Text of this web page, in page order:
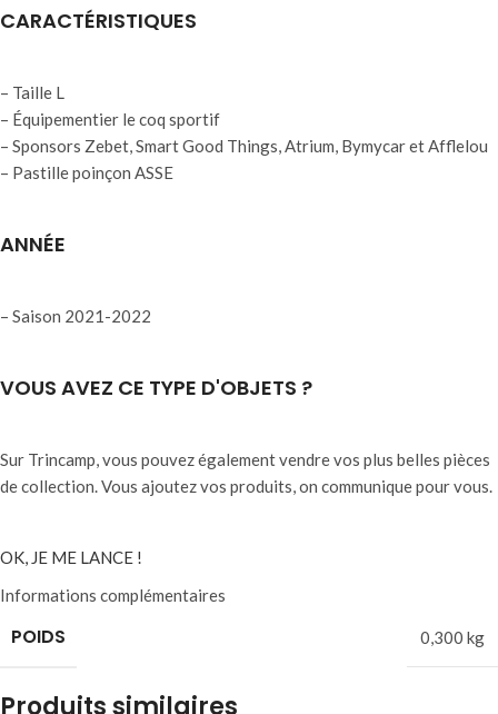
CARACTÉRISTIQUES
– Taille L
– Équipementier le coq sportif
– Sponsors Zebet, Smart Good Things, Atrium, Bymycar et Afflelou
– Pastille poinçon ASSE
ANNÉE
– Saison 2021-2022
VOUS AVEZ CE TYPE D'OBJETS ?
Sur Trincamp, vous pouvez également vendre vos plus belles pièces
de collection. Vous ajoutez vos produits, on communique pour vous.
OK, JE ME LANCE !
Informations complémentaires
POIDS 0,300 kg
Produits similaires